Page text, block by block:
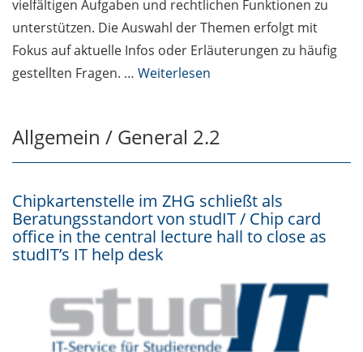
vielfältigen Aufgaben und rechtlichen Funktionen zu
unterstützen. Die Auswahl der Themen erfolgt mit
Fokus auf aktuelle Infos oder Erläuterungen zu häufig
gestellten Fragen. … Weiterlesen
Allgemein / General 2.2
Chipkartenstelle im ZHG schließt als
Beratungsstandort von studIT / Chip card
office in the central lecture hall to close as
studIT’s IT help desk